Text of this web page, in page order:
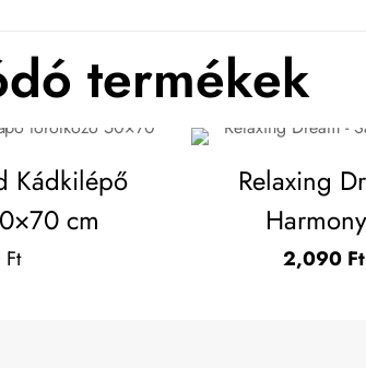
termékek
Kádkilépő
cm
Ft
Relaxing
2,090 Ft